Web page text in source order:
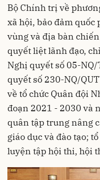
Bộ Chính trị về
xã hội, bảo đảm
vùng và địa bàn
quyết liệt lãnh đạo,
Nghị quyết số 05-
quyết số 230-NQ/
về tổ chức Quân đội
đoạn 2021 - 2030 và
quân tập trung nâng
giáo dục và đào tạo;
luyện tập hội thi, hội